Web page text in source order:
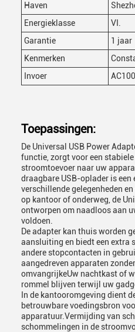
Haven
Energieklasse
VI.
Garantie
1 jaar
Kenmerken
Invoer
Toepassingen:
De Universal USB Power
functie, zorgt voor een
stroomtoevoer naar uw
draagbare USB-oplader is een
verschillende gelegenheden
op kantoor of onderweg, de
ontworpen om naadloos aan
voldoen.
De adapter kan thuis worden
aansluiting en biedt een extra
andere stopcontacten in
aangedreven apparaten
omvangrijkeUw nachtkast of
rommel blijven terwijl uw
In de kantooromgeving dient
betrouwbare voedingsbron
apparatuur.Vermijding van
schommelingen in de